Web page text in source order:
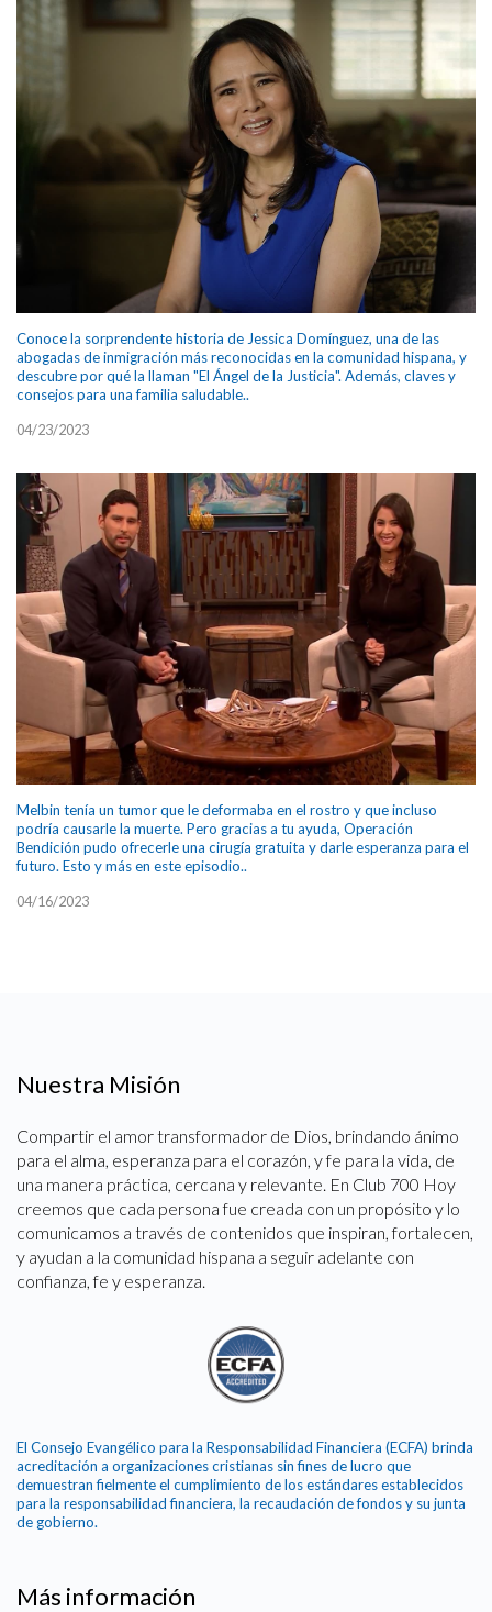
Conoce la sorprendente historia de Jessica Domínguez, una de las
abogadas de inmigración más reconocidas en la comunidad hispana, y
descubre por qué la llaman "El Ángel de la Justicia". Además, claves y
consejos para una familia saludable..
04/23/2023
Melbin tenía un tumor que le deformaba en el rostro y que incluso
podría causarle la muerte. Pero gracias a tu ayuda, Operación
Bendición pudo ofrecerle una cirugía gratuita y darle esperanza para el
futuro. Esto y más en este episodio..
04/16/2023
Nuestra Misión
Compartir el amor transformador de Dios, brindando ánimo
para el alma, esperanza para el corazón, y fe para la vida, de
una manera práctica, cercana y relevante. En Club 700 Hoy
creemos que cada persona fue creada con un propósito y lo
comunicamos a través de contenidos que inspiran, fortalecen,
y ayudan a la comunidad hispana a seguir adelante con
confianza, fe y esperanza.
El Consejo Evangélico para la Responsabilidad Financiera (ECFA) brinda
acreditación a organizaciones cristianas sin fines de lucro que
demuestran fielmente el cumplimiento de los estándares establecidos
para la responsabilidad financiera, la recaudación de fondos y su junta
de gobierno.
Más información